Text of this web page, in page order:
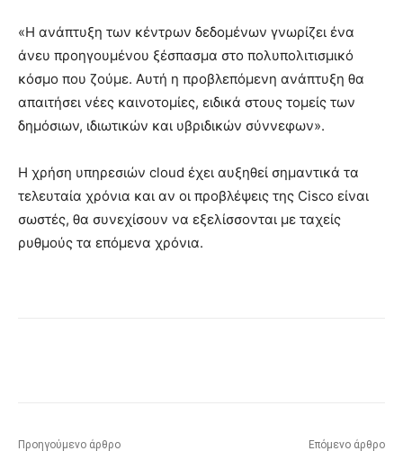
«Η ανάπτυξη των κέντρων δεδομένων γνωρίζει ένα
άνευ προηγουμένου ξέσπασμα στο πολυπολιτισμικό
κόσμο που ζούμε. Αυτή η προβλεπόμενη ανάπτυξη θα
απαιτήσει νέες καινοτομίες, ειδικά στους τομείς των
δημόσιων, ιδιωτικών και υβριδικών σύννεφων».
Η χρήση υπηρεσιών cloud έχει αυξηθεί σημαντικά τα
τελευταία χρόνια και αν οι προβλέψεις της Cisco είναι
σωστές, θα συνεχίσουν να εξελίσσονται με ταχείς
ρυθμούς τα επόμενα χρόνια.
Προηγούμενο άρθρο Επόμενο άρθρο